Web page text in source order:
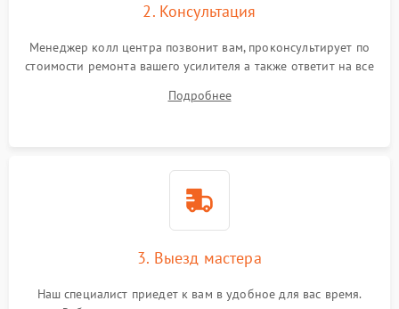
2. Консультация
Менеджер колл центра позвонит вам, проконсультирует по
стоимости ремонта вашего усилителя а также ответит на все
Подробнее
3. Выезд мастера
Наш специалист приедет к вам в удобное для вас время.